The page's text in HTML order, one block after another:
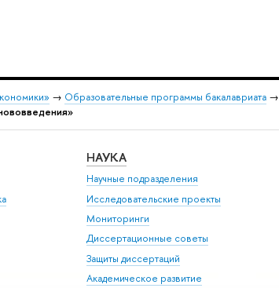
→ Образовательные программы бакалавриата→
НАУКА
Научные подразделения
Исследовательские проекты
Мониторинги
Диссертационные советы
Защиты диссертаций
Академическое развитие